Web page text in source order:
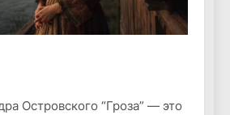
Островского “Гроза” — это